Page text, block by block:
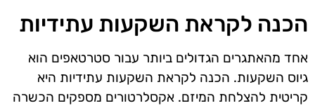
הכנה לקראת השקעות עתידיות
אחד מהאתגרים הגדולים ביותר עבור סטרטאפים הוא
גיוס השקעות. הכנה לקראת השקעות עתידיות היא
קריטית להצלחת המיזם. אקסלרטורים מספקים הכשרה